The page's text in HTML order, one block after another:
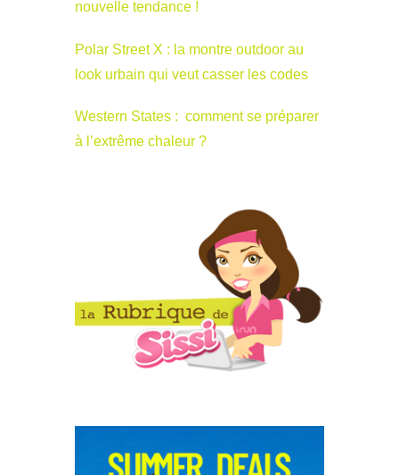
nouvelle tendance !
Polar Street X : la montre outdoor au
look urbain qui veut casser les codes
Western States : comment se préparer
à l’extrême chaleur ?